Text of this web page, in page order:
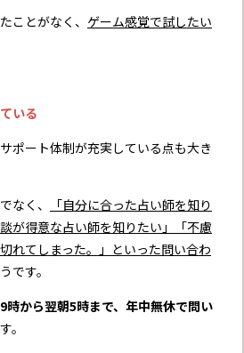
ことがなく、 ゲーム感覚で試したい
いる
ポート体制が充実している点も大き
なく、
「自分に合った占い師を知り
が得意な占い師を知りたい」「不慮
れてしまった。」といった問い合わ
です。
時から翌朝5時まで、年中無休で問い
。